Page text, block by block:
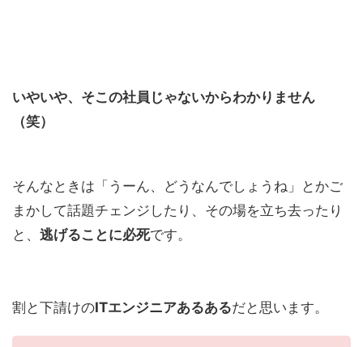
いやいや、そこの社員じゃないからわかりません
（笑）
そんなときは「うーん、どうなんでしょうね」とかご
まかして話題チェンジしたり、その場を立ち去ったり
と、 逃げることに必死です。
割と下請けのITエンジニアあるあるだと思います。